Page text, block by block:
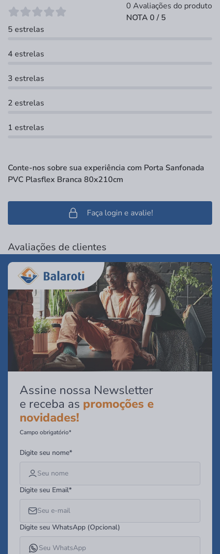
0 Avaliações do produto
NOTA 0 / 5
5 estrelas
4 estrelas
3 estrelas
2 estrelas
1 estrelas
Conte-nos sobre sua experiência com Porta Sanfonada
PVC Plasflex Branca 80x210cm
Faça login e avalie!
Avaliações de clientes
Assine nossa Newsletter
e receba as promoções e
novidades!
Campo obrigatório*
Digite seu nome*
Digite seu Email*
Digite seu WhatsApp (Opcional)